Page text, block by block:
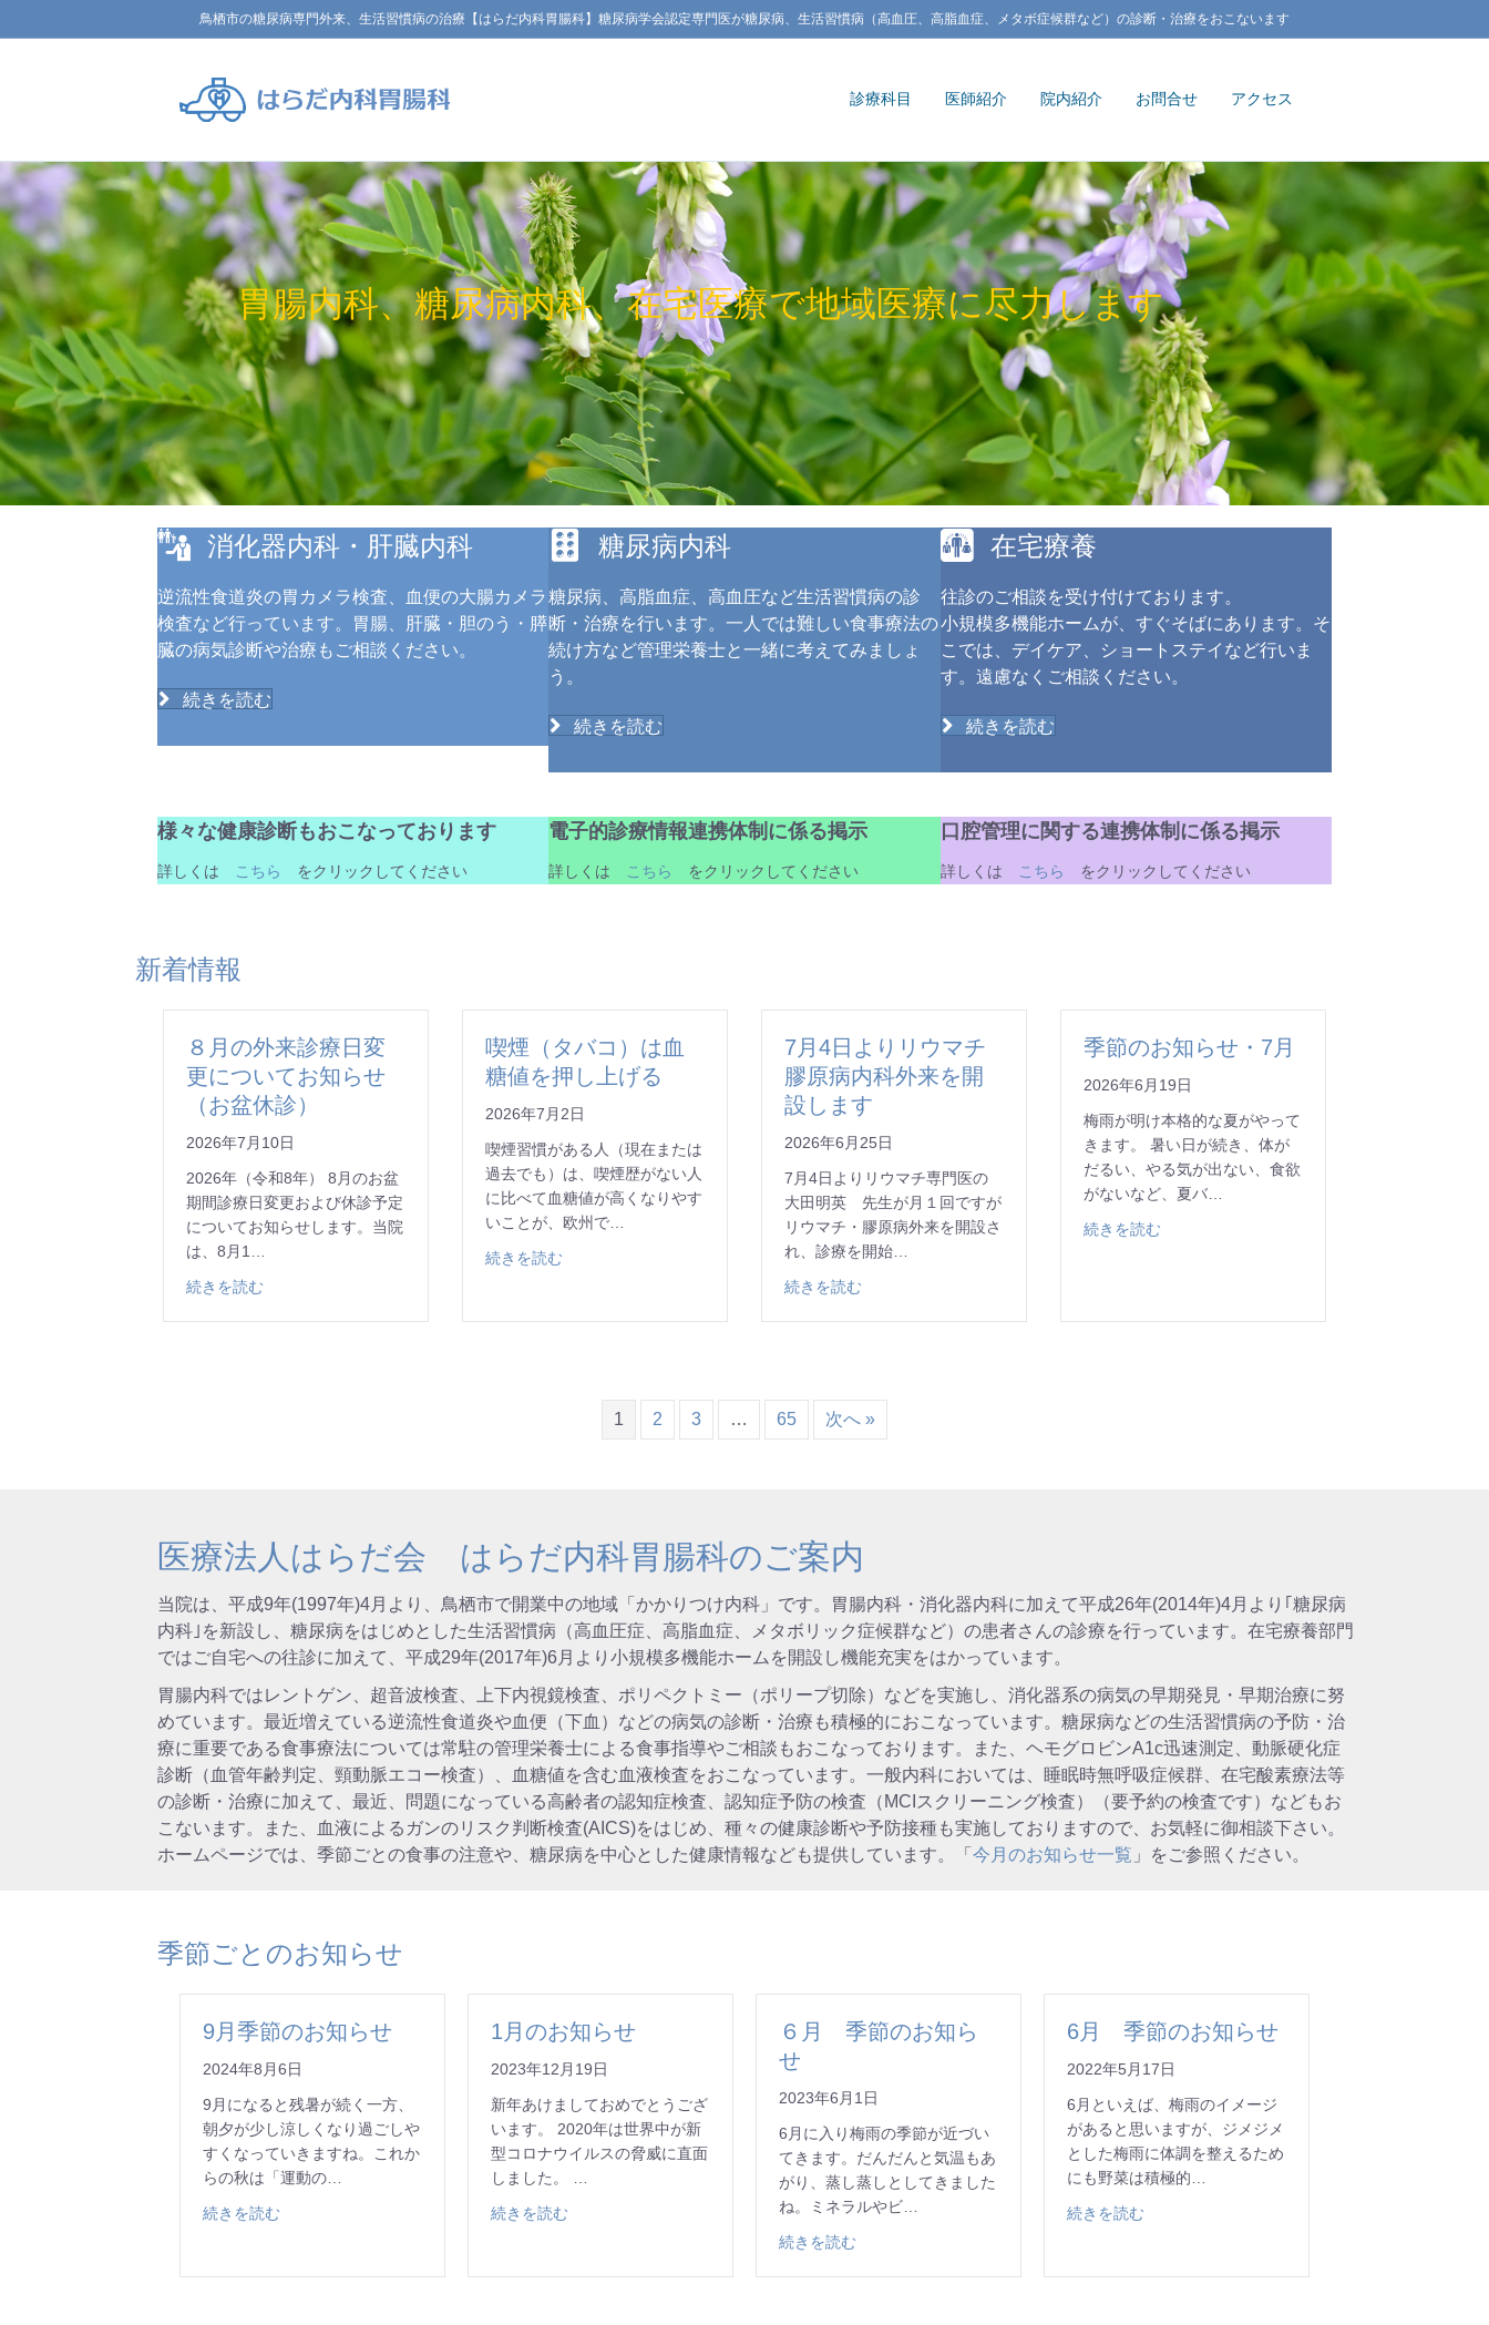
鳥栖市の糖尿病専門外来、生活習慣病の治療【はらだ内科胃腸科】糖尿病学会認定専門医が糖尿病、生活習慣病（高血圧、高脂血症、メタボ症候群など）の診断・治療をおこないます
診療科目 医師紹介 院内紹介 お問合せ アクセス
胃腸内科、糖尿病内科、在宅医療で地域医療に尽力します
消化器内科・肝臓内科
逆流性食道炎の胃カメラ検査、血便の大腸カメラ
検査など行っています。胃腸、肝臓・胆のう・膵
臓の病気診断や治療もご相談ください。
続きを読む
糖尿病内科
糖尿病、高脂血症、高血圧など生活習慣病の診
断・治療を行います。一人では難しい食事療法の
続け方など管理栄養士と一緒に考えてみましょ
う。
続きを読む
在宅療養
往診のご相談を受け付けております。
小規模多機能ホームが、すぐそばにあります。そ
こでは、デイケア、ショートステイなど行いま
す。遠慮なくご相談ください。
続きを読む
様々な健康診断もおこなっております
詳しくは こちら をクリックしてください
電子的診療情報連携体制に係る掲示
詳しくは こちら をクリックしてください
口腔管理に関する連携体制に係る掲示
詳しくは こちら をクリックしてください
新着情報
８月の外来診療日変
更についてお知らせ
（お盆休診）
2026年7月10日
2026年（令和8年） 8月のお盆
期間診療日変更および休診予定
についてお知らせします。当院
は、8月1…
続きを読む
喫煙（タバコ）は血
糖値を押し上げる
2026年7月2日
喫煙習慣がある人（現在または
過去でも）は、喫煙歴がない人
に比べて血糖値が高くなりやす
いことが、欧州で…
続きを読む about 喫煙（タバコ）は血糖値を押し上げる
7月4日よりリウマチ
膠原病内科外来を開
設します
2026年6月25日
7月4日よりリウマチ専門医の
大田明英 先生が月１回ですが
リウマチ・膠原病外来を開設さ
れ、診療を開始…
続きを読む
季節のお知らせ・7月
2026年6月19日
梅雨が明け本格的な夏がやって
きます。 暑い日が続き、体が
だるい、やる気が出ない、食欲
がないなど、夏バ…
続きを読む
1 2 3 … 65 次へ »
医療法人はらだ会 はらだ内科胃腸科のご案内
当院は、平成9年(1997年)4月より、鳥栖市で開業中の地域「かかりつけ内科」です。胃腸内科・消化器内科に加えて平成26年(2014年)4月より｢糖尿病
内科｣を新設し、糖尿病をはじめとした生活習慣病（高血圧症、高脂血症、メタボリック症候群など）の患者さんの診療を行っています。在宅療養部門
ではご自宅への往診に加えて、平成29年(2017年)6月より小規模多機能ホームを開設し機能充実をはかっています。
胃腸内科ではレントゲン、超音波検査、上下内視鏡検査、ポリペクトミー（ポリープ切除）などを実施し、消化器系の病気の早期発見・早期治療に努
めています。最近増えている逆流性食道炎や血便（下血）などの病気の診断・治療も積極的におこなっています。糖尿病などの生活習慣病の予防・治
療に重要である食事療法については常駐の管理栄養士による食事指導やご相談もおこなっております。また、ヘモグロビンA1c迅速測定、動脈硬化症
診断（血管年齢判定、頸動脈エコー検査）、血糖値を含む血液検査をおこなっています。一般内科においては、睡眠時無呼吸症候群、在宅酸素療法等
の診断・治療に加えて、最近、問題になっている高齢者の認知症検査、認知症予防の検査（MCIスクリーニング検査）（要予約の検査です）などもお
こないます。また、血液によるガンのリスク判断検査(AICS)をはじめ、種々の健康診断や予防接種も実施しておりますので、お気軽に御相談下さい。
ホームページでは、季節ごとの食事の注意や、糖尿病を中心とした健康情報なども提供しています。「 今月のお知らせ一覧 」をご参照ください。
季節ごとのお知らせ
9月季節のお知らせ
2024年8月6日
9月になると残暑が続く一方、
朝夕が少し涼しくなり過ごしや
すくなっていきますね。これか
らの秋は「運動の…
続きを読む
1月のお知らせ
2023年12月19日
新年あけましておめでとうござ
います。 2020年は世界中が新
型コロナウイルスの脅威に直面
しました。 …
続きを読む
６月 季節のお知ら
せ
2023年6月1日
6月に入り梅雨の季節が近づい
てきます。だんだんと気温もあ
がり、蒸し蒸しとしてきました
ね。ミネラルやビ…
続きを読む
6月 季節のお知らせ
2022年5月17日
6月といえば、梅雨のイメージ
があると思いますが、ジメジメ
とした梅雨に体調を整えるため
にも野菜は積極的…
続きを読む